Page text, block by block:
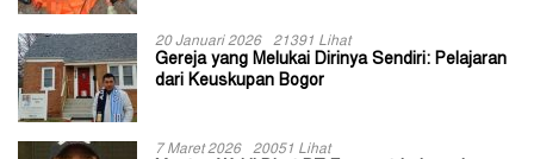
20 Januari 2026 21391 Lihat
Gereja yang Melukai Dirinya Sendiri: Pelajaran
dari Keuskupan Bogor
7 Maret 2026 20051 Lihat